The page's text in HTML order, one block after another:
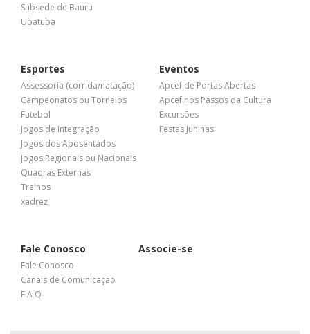
Subsede de Bauru
Ubatuba
Esportes
Assessoria (corrida/natação)
Campeonatos ou Torneios
Futebol
Jogos de Integração
Jogos dos Aposentados
Jogos Regionais ou Nacionais
Quadras Externas
Treinos
xadrez
Eventos
Apcef de Portas Abertas
Apcef nos Passos da Cultura
Excursões
Festas Juninas
Fale Conosco
Fale Conosco
Canais de Comunicação
F A Q
Associe-se